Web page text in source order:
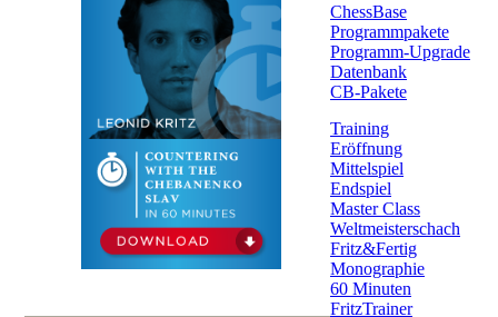
ChessBase
Programmpakete
Programm-Upgrade
Datenbank
CB-Pakete
Training
Eröffnung
Mittelspiel
Endspiel
Master Class
Weltmeisterschach
Fritz&Fertig
Monographie
60 Minuten
FritzTrainer